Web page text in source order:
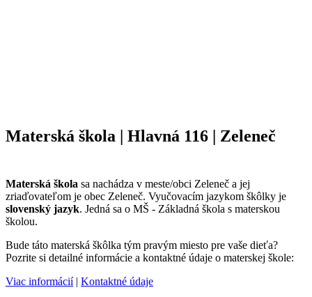
Materská škola | Hlavná 116 | Zeleneč
Materská škola sa nachádza v meste/obci Zeleneč a jej
zriaďovateľom je obec Zeleneč. Vyučovacím jazykom škôlky je
slovenský jazyk. Jedná sa o MŠ - Základná škola s materskou
školou.
Bude táto materská škôlka tým pravým miesto pre vaše dieťa?
Pozrite si detailné informácie a kontaktné údaje o materskej škole:
Viac informácií| Kontaktné údaje